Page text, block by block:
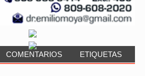
COMENTARIOS ETIQUETAS